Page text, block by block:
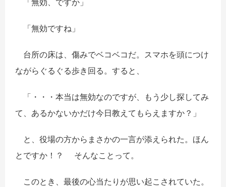
「無効ですね」
台所の床は、傷みでベコベコだ。スマホを頭につけ
ながらぐるぐる歩き回る。すると、
「・・・本当は無効なのですが、もう少し探してみ
て、あるかないかだけ今日教えてもらえますか？」
と、役場の方からまさかの一言が添えられた。ほん
とですか！？ そんなことって。
このとき、最後の心当たりが思い起こされていた。